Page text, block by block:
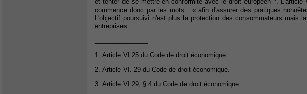
et tenter de se mettre en conformité avec le droit européen
. L'article
commence donc par les mots : « afin d'assurer des pratiques
L'objectif poursuivi n'est plus la protection des consommateurs mais
entreprises.
1. Article VI.25 du Code de droit économique.
2. Article VI. 29 du Code de droit économique.
3. Article VI.29, § 4 du Code de droit économique